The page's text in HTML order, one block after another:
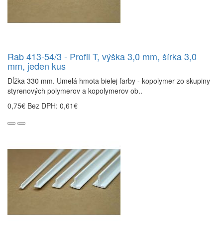
Rab 413-54/3 - Profil T, výška 3,0 mm, šírka 3,0
mm, jeden kus
Dĺžka 330 mm. Umelá hmota bielej farby - kopolymer zo skupiny
styrenových polymerov a kopolymerov ob..
0,75€ Bez DPH: 0,61€